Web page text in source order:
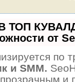
ТОП
от
по
и SMM.
и